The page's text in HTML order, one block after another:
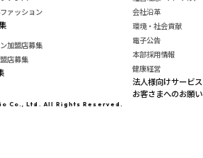
ァッション
加盟店募集
店募集
会社沿革
環境・社会貢献
電子公告
本部採用情報
健康経営
法人様向けサービス
お客さまへのお願い
Co., Ltd. All Rights Reserved.